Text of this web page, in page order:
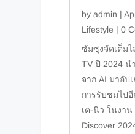
by admin |
Lifestyle | 0
ซัมซุงจัดเต็มไ
TV ปี 2024 น
จาก AI มาอัป
การรับชมไป
เต-นิว ในงาน
Discover